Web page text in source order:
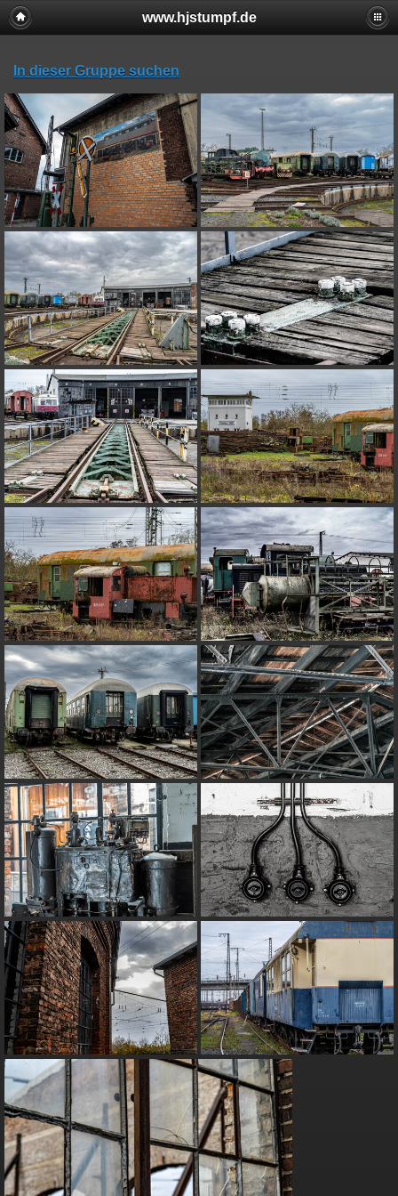
www.hjstumpf.de
In dieser Gruppe suchen